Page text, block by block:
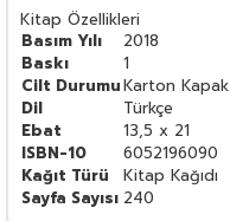
Kitap Özellikleri
Basım Yılı
2018
Baskı
1
Cilt DurumuKarton Kapak
Dil
Türkçe
Ebat
13,5 x 21
ISBN-10
6052196090
Kağıt Türü
Kitap Kağıdı
Sayfa Sayısı 240